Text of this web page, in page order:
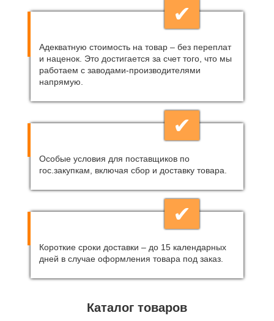
✔
Адекватную стоимость на товар – без переплат
и наценок. Это достигается за счет того, что мы
работаем с заводами-производителями
напрямую.
✔
Особые условия для поставщиков по
гос.закупкам, включая сбор и доставку товара.
✔
Короткие сроки доставки – до 15 календарных
дней в случае оформления товара под заказ.
Каталог товаров